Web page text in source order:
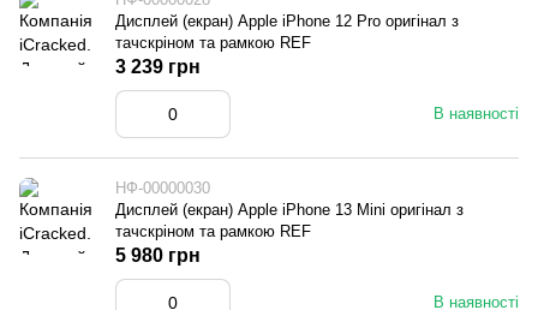
Дисплей (екран) Apple iPhone 12 Pro оригінал з
тачскріном та рамкою REF
В наявності
3 239 грн
НФ-00000030
Дисплей (екран) Apple iPhone 13 Mini оригінал з
тачскріном та рамкою REF
В наявності
5 980 грн